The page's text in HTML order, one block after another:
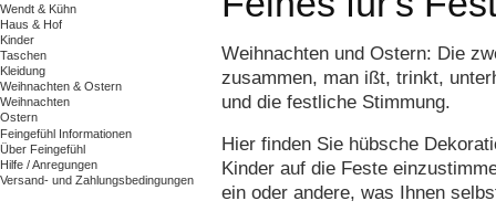
Wendt & Kühn
Haus & Hof
Kinder
Taschen
Kleidung
Weihnachten & Ostern
Weihnachten
Ostern
Feingefühl Informationen
Über Feingefühl
Hilfe / Anregungen
Versand- und Zahlungsbedingungen
Weihnachten und Ostern: Die
zusammen, man ißt, trinkt,
und die festliche Stimmung.
Hier finden Sie hübsche
Kinder auf die Feste
ein oder andere, was Ihnen